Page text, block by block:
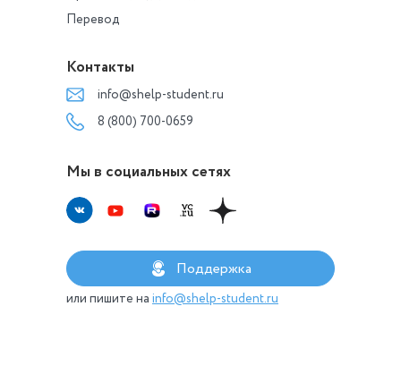
Перевод
Контакты
info@shelp-student.ru
8 (800) 700-0659
Мы в социальных сетях
Поддержка
или пишите на info@shelp-student.ru